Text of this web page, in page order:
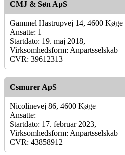
CMJ & Søn ApS
Gammel Hastrupvej 14, 4600 Køge
Ansatte: 1
Startdato: 19. maj 2018,
Virksomhedsform: Anpartsselskab
CVR: 39612313
Csmurer ApS
Nicolinevej 86, 4600 Køge
Ansatte:
Startdato: 17. februar 2023,
Virksomhedsform: Anpartsselskab
CVR: 43858912